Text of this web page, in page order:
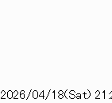
2026/04/18(Sat)